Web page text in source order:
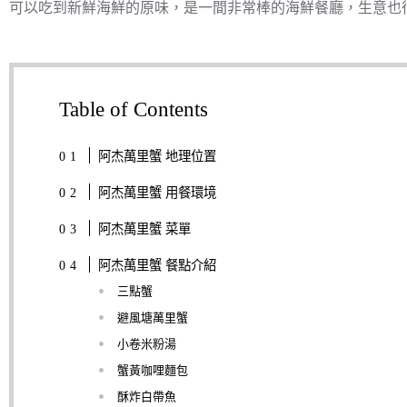
可以吃到新鮮海鮮的原味，是一間非常棒的海鮮餐廳，生意也
Table of Contents
阿杰萬里蟹 地理位置
阿杰萬里蟹 用餐環境
阿杰萬里蟹 菜單
阿杰萬里蟹 餐點介紹
三點蟹
避風塘萬里蟹
小卷米粉湯
蟹黃咖哩麵包
酥炸白帶魚